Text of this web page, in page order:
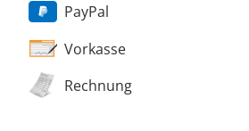
PayPal
Vorkasse
Rechnung